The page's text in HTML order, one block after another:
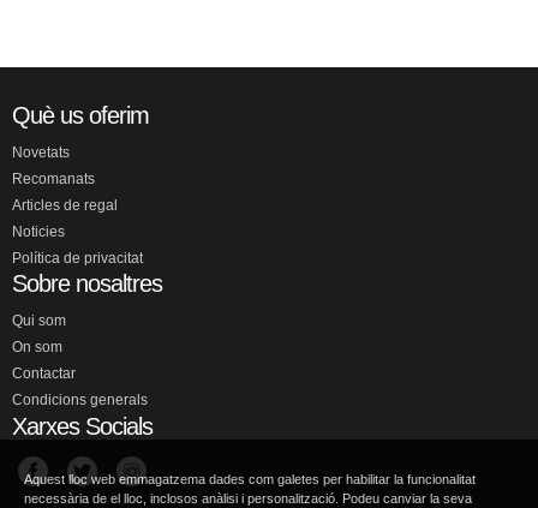
Què us oferim
Novetats
Recomanats
Articles de regal
Noticies
Política de privacitat
Sobre nosaltres
Qui som
On som
Contactar
Condicions generals
Xarxes Socials
Aquest lloc web emmagatzema dades com galetes per habilitar la funcionalitat
necessària de el lloc, inclosos anàlisi i personalització. Podeu canviar la seva